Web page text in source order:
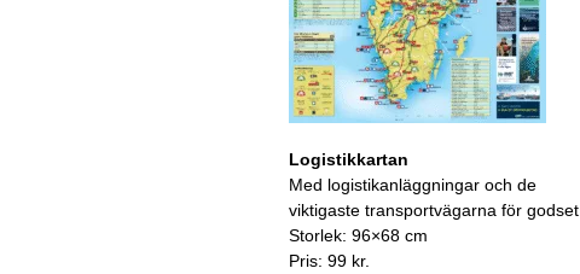
Logistikkartan
Med logistikanläggningar och de
viktigaste transportvägarna för godset.
Storlek: 96×68 cm
Pris: 99 kr.